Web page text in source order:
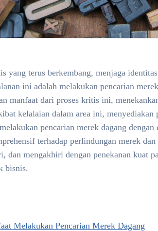
yang terus berkembang, menjaga
ini adalah melakukan pencarian
manfaat dari proses kritis ini,
kelalaian dalam area ini, menyediakan
pencarian merek dagang
terhadap perlindungan merek
dan mengakhiri dengan penekanan kuat
bisnis.
Melakukan Pencarian Merek Dagang